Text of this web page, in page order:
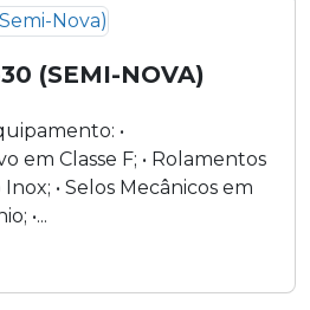
(SEMI-NOVA)
•
em Classe F; • Rolamentos
• Selos Mecânicos em
•...